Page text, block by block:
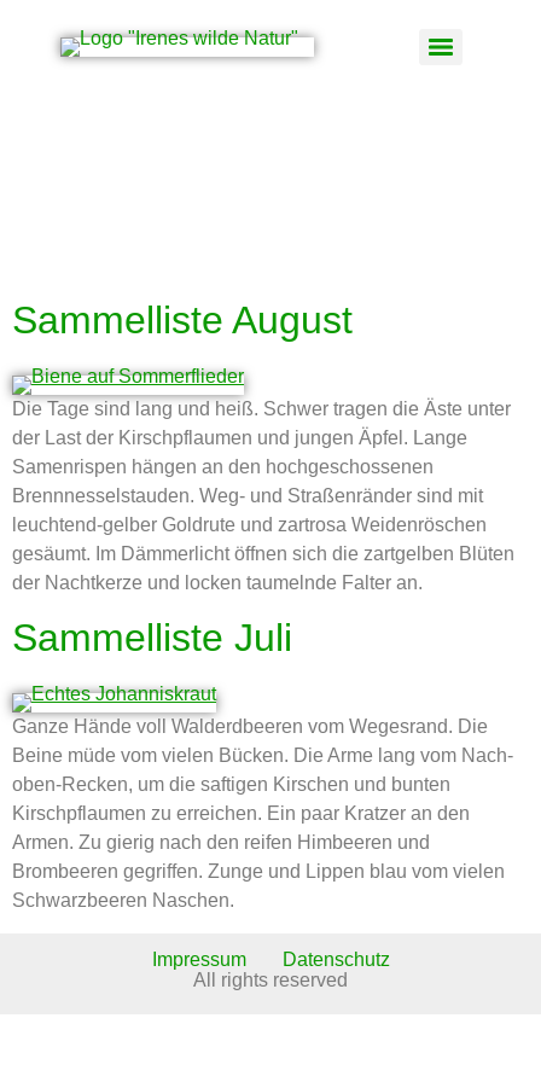
Sammelliste August
Die Tage sind lang und heiß. Schwer tragen die Äste unter
der Last der Kirschpflaumen und jungen Äpfel. Lange
Samenrispen hängen an den hochgeschossenen
Brennnesselstauden. Weg- und Straßenränder sind mit
leuchtend-gelber Goldrute und zartrosa Weidenröschen
gesäumt. Im Dämmerlicht öffnen sich die zartgelben Blüten
der Nachtkerze und locken taumelnde Falter an.
Sammelliste Juli
Ganze Hände voll Walderdbeeren vom Wegesrand. Die
Beine müde vom vielen Bücken. Die Arme lang vom Nach-
oben-Recken, um die saftigen Kirschen und bunten
Kirschpflaumen zu erreichen. Ein paar Kratzer an den
Armen. Zu gierig nach den reifen Himbeeren und
Brombeeren gegriffen. Zunge und Lippen blau vom vielen
Schwarzbeeren Naschen.
Impressum
Datenschutz
All rights reserved